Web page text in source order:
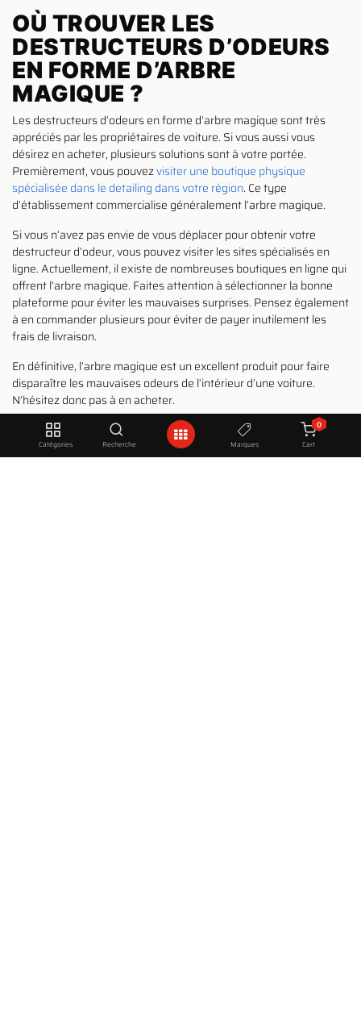
Catégories Recherche Marques
0
Cart
OÙ TROUVER LES
DESTRUCTEURS D’ODEURS
EN FORME D’ARBRE
MAGIQUE ?
Les destructeurs d’odeurs en forme d’arbre magique sont très
appréciés par les propriétaires de voiture. Si vous aussi vous
désirez en acheter, plusieurs solutions sont à votre portée.
Premièrement, vous pouvezvisiter une boutique physique
spécialisée dans le detailing dans votre région. Ce type
d’établissement commercialise généralement l’arbre magique.
Si vous n’avez pas envie de vous déplacer pour obtenir votre
destructeur d’odeur, vous pouvez visiter les sites spécialisés en
ligne. Actuellement, il existe de nombreuses boutiques en ligne qui
offrent l’arbre magique. Faites attention à sélectionner la bonne
plateforme pour éviter les mauvaises surprises. Pensez également
à en commander plusieurs pour éviter de payer inutilement les
frais de livraison.
En définitive, l’arbre magique est un excellent produit pour faire
disparaître les mauvaises odeurs de l’intérieur d’une voiture.
N’hésitez donc pas à en acheter.